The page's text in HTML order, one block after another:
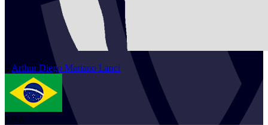
2 Arthur Diego Mariano Lanci
BRA